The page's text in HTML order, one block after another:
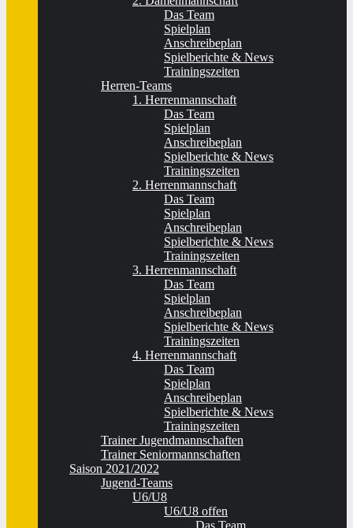
Das Team
Spielplan
Anschreibeplan
Spielberichte & News
Trainingszeiten
Herren-Teams
1. Herrenmannschaft
Das Team
Spielplan
Anschreibeplan
Spielberichte & News
Trainingszeiten
2. Herrenmannschaft
Das Team
Spielplan
Anschreibeplan
Spielberichte & News
Trainingszeiten
3. Herrenmannschaft
Das Team
Spielplan
Anschreibeplan
Spielberichte & News
Trainingszeiten
4. Herrenmannschaft
Das Team
Spielplan
Anschreibeplan
Spielberichte & News
Trainingszeiten
Trainer Jugendmannschaften
Trainer Seniormannschaften
Saison 2021/2022
Jugend-Teams
U6/U8
U6/U8 offen
Das Team